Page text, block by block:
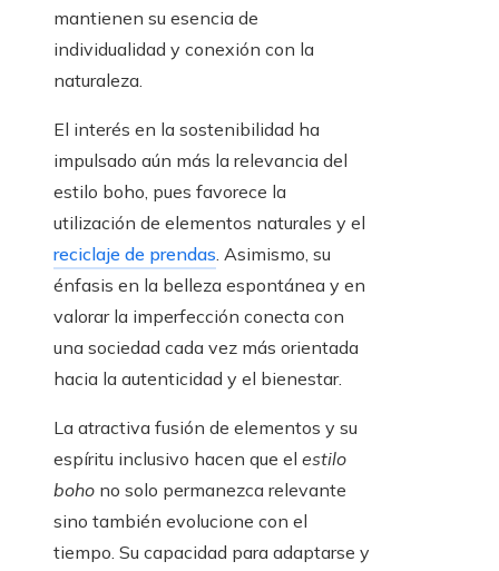
mantienen su esencia de
individualidad y conexión con la
naturaleza.
El interés en la sostenibilidad ha
impulsado aún más la relevancia del
estilo boho, pues favorece la
utilización de elementos naturales y el
reciclaje de prendas. Asimismo, su
énfasis en la belleza espontánea y en
valorar la imperfección conecta con
una sociedad cada vez más orientada
hacia la autenticidad y el bienestar.
La atractiva fusión de elementos y su
espíritu inclusivo hacen que el estilo
boho no solo permanezca relevante
sino también evolucione con el
tiempo. Su capacidad para adaptarse y